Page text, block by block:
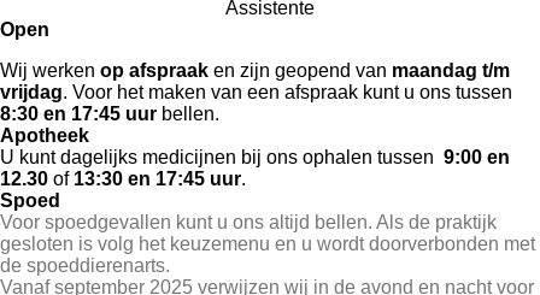
Assistente
Open
Wij werken op afspraak en zijn geopend van maandag t/m
vrijdag. Voor het maken van een afspraak kunt u ons tussen
8:30 en 17:45 uur bellen.
Apotheek
U kunt dagelijks medicijnen bij ons ophalen tussen 9:00 en
12.30 of 13:30 en 17:45 uur.
Spoed
Voor spoedgevallen kunt u ons altijd bellen. Als de praktijk
gesloten is volg het keuzemenu en u wordt doorverbonden met
de spoeddierenarts.
Vanaf september 2025 verwijzen wij in de avond en nacht voor